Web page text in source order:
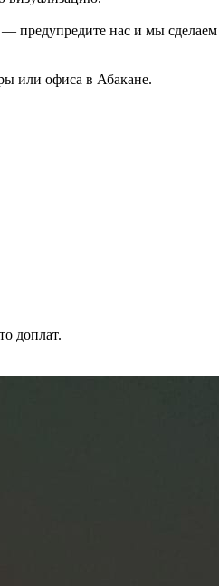
предупредите нас и мы
или офиса в Абакане.
доплат.